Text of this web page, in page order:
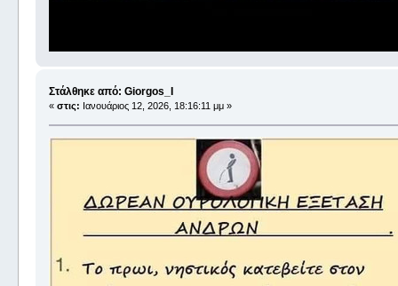
Στάλθηκε από: Giorgos_I
« στις: Ιανουάριος 12, 2026, 18:16:11 μμ »